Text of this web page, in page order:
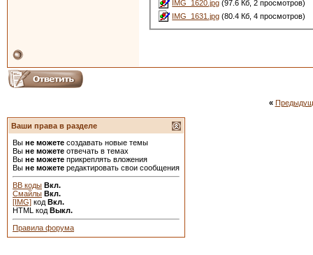
IMG_1620.jpg (97.6 Кб, 2 просмотров)
IMG_1631.jpg (80.4 Кб, 4 просмотров)
«
Ваши права в разделе
Вы не можете создавать новые темы
Вы не можете отвечать в темах
Вы не можете прикреплять вложения
Вы не можете редактировать свои сообщения
BB коды Вкл.
Смайлы Вкл.
[IMG] код Вкл.
HTML код Выкл.
Правила форума